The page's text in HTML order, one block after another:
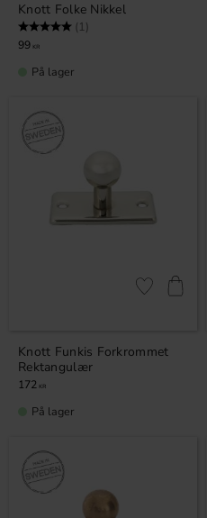
Knott Folke Nikkel
Karakter: (1)
99 KR
På lager
Knott Funkis Forkrommet
Rektangulær
172 KR
Lagre som
På lager